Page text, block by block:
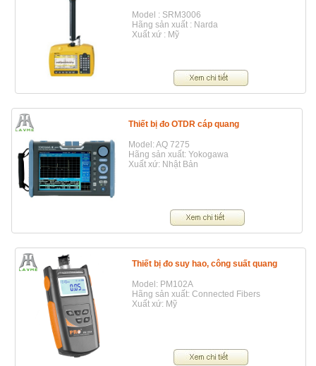
Model : SRM3006
Hãng sản xuất : Narda
Xuất xứ : Mỹ
Thiết bị đo OTDR cáp quang
Model: AQ 7275
Hãng sản xuất: Yokogawa
Xuất xứ: Nhật Bản
Thiết bị đo suy hao, công suất quang
Model: PM102A
Hãng sản xuất: Connected Fibers
Xuất xứ: Mỹ